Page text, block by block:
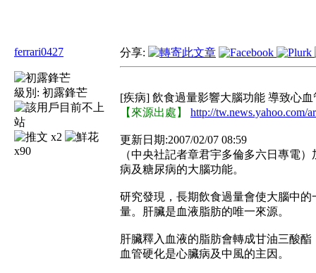
ferrari0427
級別: 初露鋒芒
x2
x90
分享:
[疾病] 飲食過量影響大腦功能 導致心
【來源出處】
http://tw.news.yahoo.com/
更新日期:2007/02/07 08:59
（中央社記者章君宇多倫多六日專電
病及糖尿病的大腦功能。
研究發現，長期飲食過量會使大腦中
量。肝臟是血液脂肪的唯一來源。
肝臟釋入血液的脂肪會轉成甘油三酸
血管硬化是心臟病及中風的主因。